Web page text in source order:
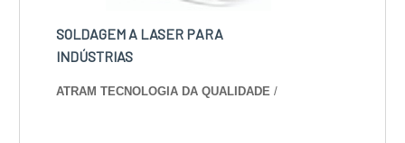
SOLDAGEM A LASER PARA
INDÚSTRIAS
ATRAM TECNOLOGIA DA QUALIDADE /